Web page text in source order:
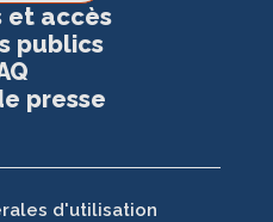
et accès
publics
presse
d'utilisation